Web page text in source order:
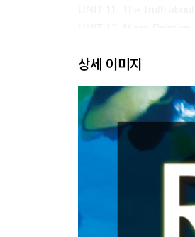
UNIT 12. Micro-Painting
UNIT 14. Animal Dentist
UNIT 15. The Story of
Check Up 3. Sea
UNIT 16. The History of
UNIT 17. Sherlock
UNIT 18. The Meaning
UNIT 19. Mystery Meat
UNIT 20. The Winning
Check Up 4. Bizarre
상세 이미지